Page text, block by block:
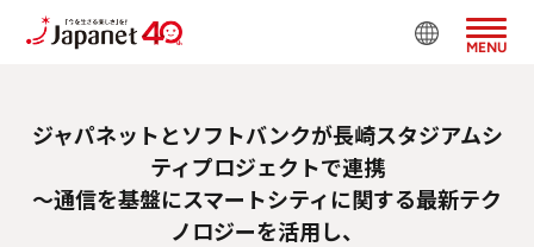
MENU
ジャパネットとソフトバンクが長崎スタジアムシ
ティプロジェクトで連携
～通信を基盤にスマートシティに関する最新テク
ノロジーを活用し、